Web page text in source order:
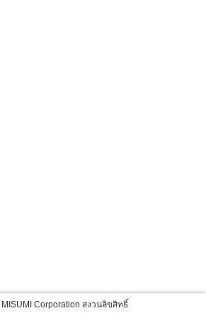
Corporation สงวนลิขสิทธิ์